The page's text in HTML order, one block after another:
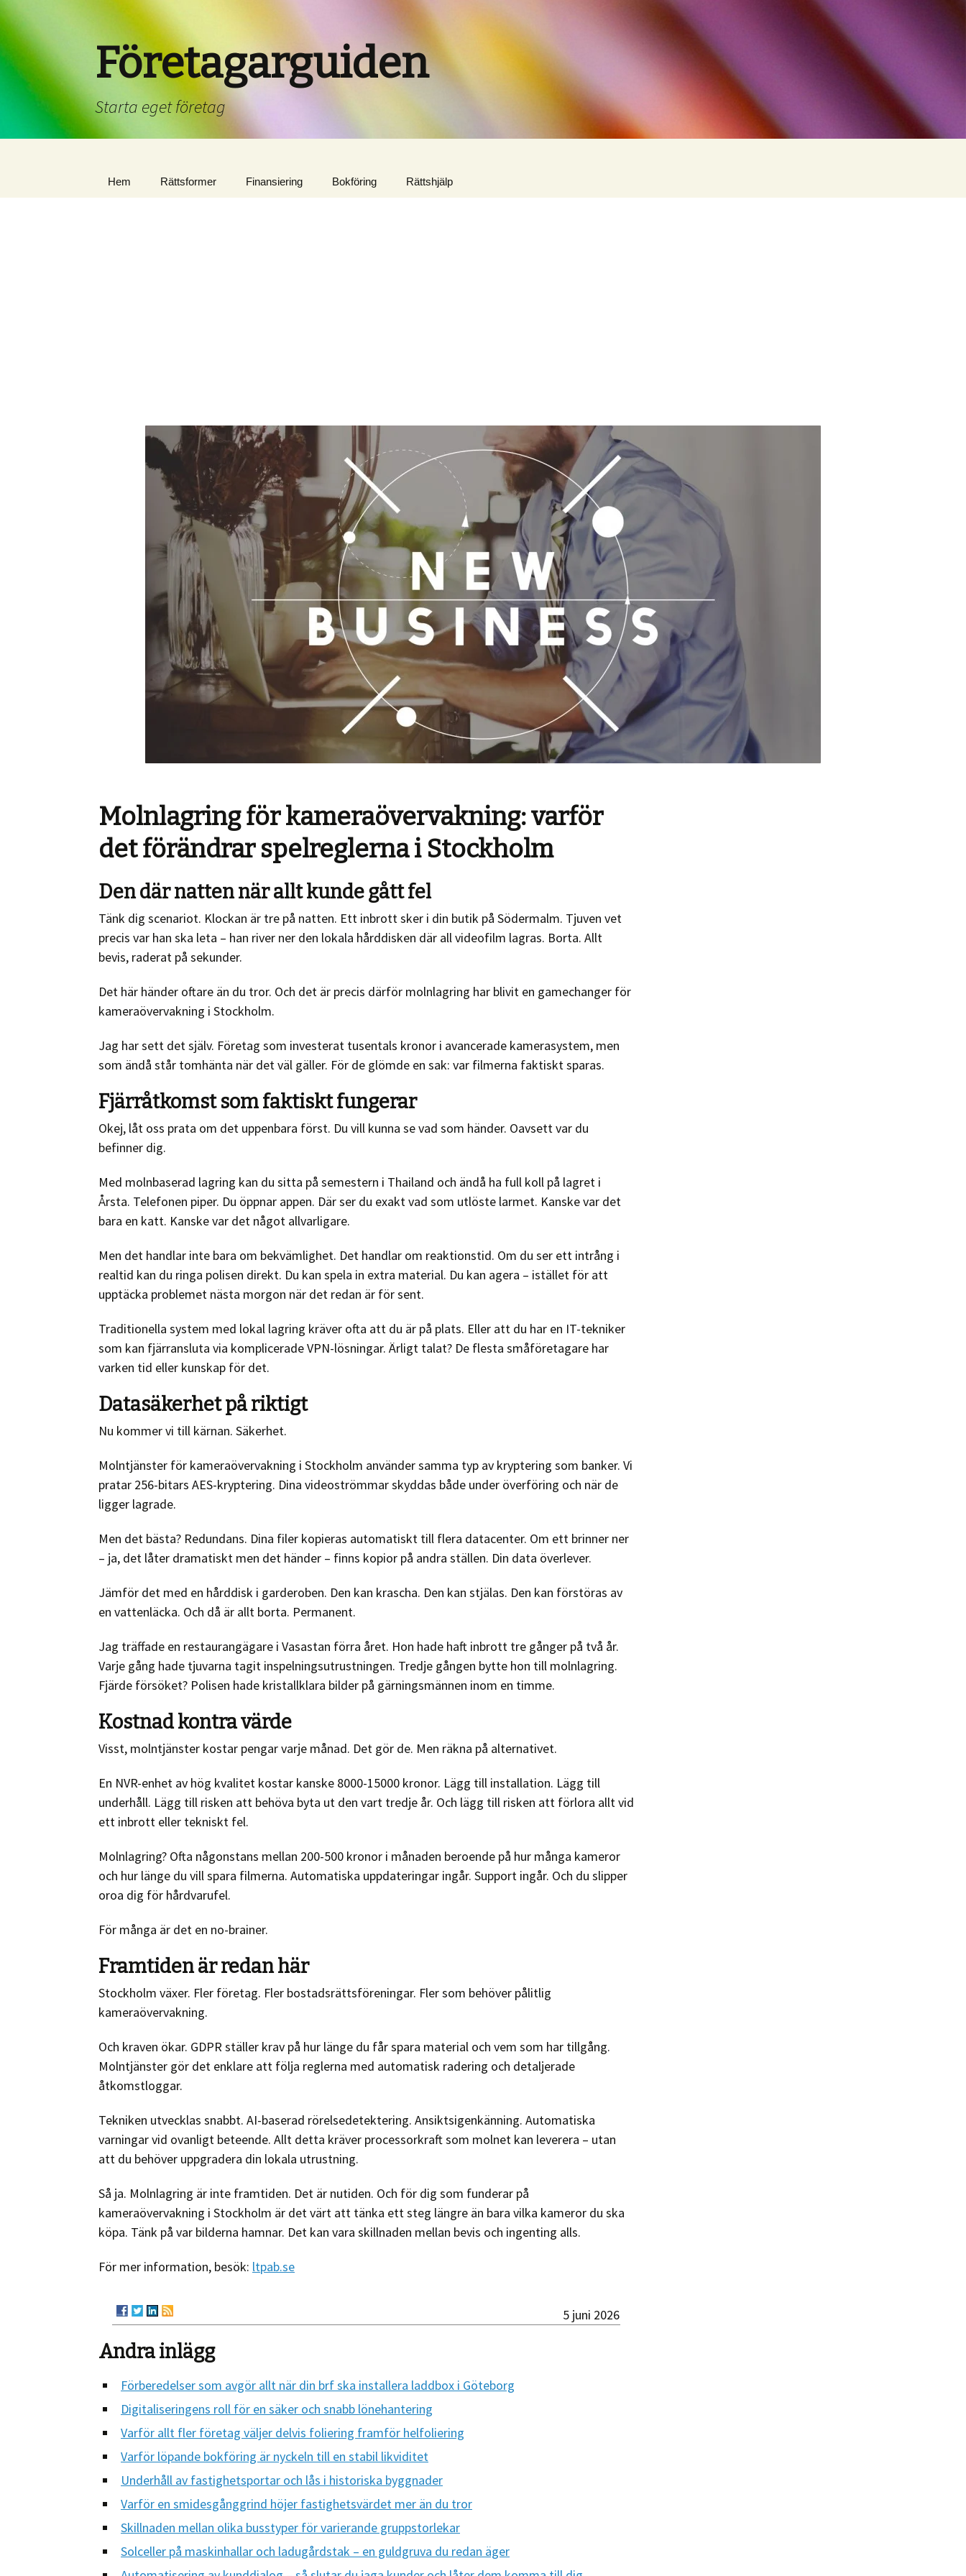
Företagarguiden
Starta eget företag
Hem Rättsformer Finansiering Bokföring Rättshjälp
Molnlagring för kameraövervakning: varför
det förändrar spelreglerna i Stockholm
Den där natten när allt kunde gått fel
Tänk dig scenariot. Klockan är tre på natten. Ett inbrott sker i din butik på Södermalm. Tjuven vet
precis var han ska leta – han river ner den lokala hårddisken där all videofilm lagras. Borta. Allt
bevis, raderat på sekunder.
Det här händer oftare än du tror. Och det är precis därför molnlagring har blivit en gamechanger för
kameraövervakning i Stockholm.
Jag har sett det själv. Företag som investerat tusentals kronor i avancerade kamerasystem, men
som ändå står tomhänta när det väl gäller. För de glömde en sak: var filmerna faktiskt sparas.
Fjärråtkomst som faktiskt fungerar
Okej, låt oss prata om det uppenbara först. Du vill kunna se vad som händer. Oavsett var du
befinner dig.
Med molnbaserad lagring kan du sitta på semestern i Thailand och ändå ha full koll på lagret i
Årsta. Telefonen piper. Du öppnar appen. Där ser du exakt vad som utlöste larmet. Kanske var det
bara en katt. Kanske var det något allvarligare.
Men det handlar inte bara om bekvämlighet. Det handlar om reaktionstid. Om du ser ett intrång i
realtid kan du ringa polisen direkt. Du kan spela in extra material. Du kan agera – istället för att
upptäcka problemet nästa morgon när det redan är för sent.
Traditionella system med lokal lagring kräver ofta att du är på plats. Eller att du har en IT-tekniker
som kan fjärransluta via komplicerade VPN-lösningar. Ärligt talat? De flesta småföretagare har
varken tid eller kunskap för det.
Datasäkerhet på riktigt
Nu kommer vi till kärnan. Säkerhet.
Molntjänster för kameraövervakning i Stockholm använder samma typ av kryptering som banker. Vi
pratar 256-bitars AES-kryptering. Dina videoströmmar skyddas både under överföring och när de
ligger lagrade.
Men det bästa? Redundans. Dina filer kopieras automatiskt till flera datacenter. Om ett brinner ner
– ja, det låter dramatiskt men det händer – finns kopior på andra ställen. Din data överlever.
Jämför det med en hårddisk i garderoben. Den kan krascha. Den kan stjälas. Den kan förstöras av
en vattenläcka. Och då är allt borta. Permanent.
Jag träffade en restaurangägare i Vasastan förra året. Hon hade haft inbrott tre gånger på två år.
Varje gång hade tjuvarna tagit inspelningsutrustningen. Tredje gången bytte hon till molnlagring.
Fjärde försöket? Polisen hade kristallklara bilder på gärningsmännen inom en timme.
Kostnad kontra värde
Visst, molntjänster kostar pengar varje månad. Det gör de. Men räkna på alternativet.
En NVR-enhet av hög kvalitet kostar kanske 8000-15000 kronor. Lägg till installation. Lägg till
underhåll. Lägg till risken att behöva byta ut den vart tredje år. Och lägg till risken att förlora allt vid
ett inbrott eller tekniskt fel.
Molnlagring? Ofta någonstans mellan 200-500 kronor i månaden beroende på hur många kameror
och hur länge du vill spara filmerna. Automatiska uppdateringar ingår. Support ingår. Och du slipper
oroa dig för hårdvarufel.
För många är det en no-brainer.
Framtiden är redan här
Stockholm växer. Fler företag. Fler bostadsrättsföreningar. Fler som behöver pålitlig
kameraövervakning.
Och kraven ökar. GDPR ställer krav på hur länge du får spara material och vem som har tillgång.
Molntjänster gör det enklare att följa reglerna med automatisk radering och detaljerade
åtkomstloggar.
Tekniken utvecklas snabbt. AI-baserad rörelsedetektering. Ansiktsigenkänning. Automatiska
varningar vid ovanligt beteende. Allt detta kräver processorkraft som molnet kan leverera – utan
att du behöver uppgradera din lokala utrustning.
Så ja. Molnlagring är inte framtiden. Det är nutiden. Och för dig som funderar på
kameraövervakning i Stockholm är det värt att tänka ett steg längre än bara vilka kameror du ska
köpa. Tänk på var bilderna hamnar. Det kan vara skillnaden mellan bevis och ingenting alls.
För mer information, besök: ltpab.se
5 juni 2026
Andra inlägg
Förberedelser som avgör allt när din brf ska installera laddbox i Göteborg
Digitaliseringens roll för en säker och snabb lönehantering
Varför allt fler företag väljer delvis foliering framför helfoliering
Varför löpande bokföring är nyckeln till en stabil likviditet
Underhåll av fastighetsportar och lås i historiska byggnader
Varför en smidesgånggrind höjer fastighetsvärdet mer än du tror
Skillnaden mellan olika busstyper för varierande gruppstorlekar
Solceller på maskinhallar och ladugårdstak – en guldgruva du redan äger